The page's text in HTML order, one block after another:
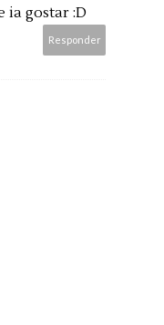
ia gostar :D
Responder